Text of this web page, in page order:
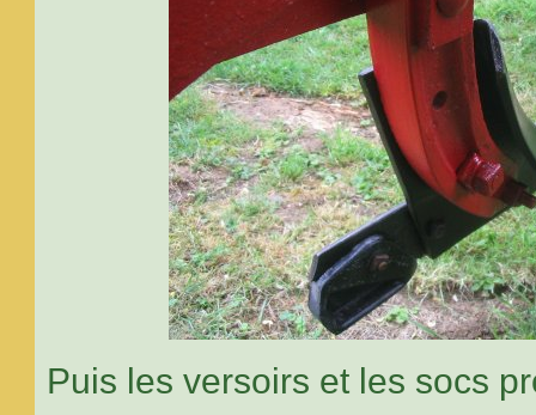
Puis les versoirs et les socs